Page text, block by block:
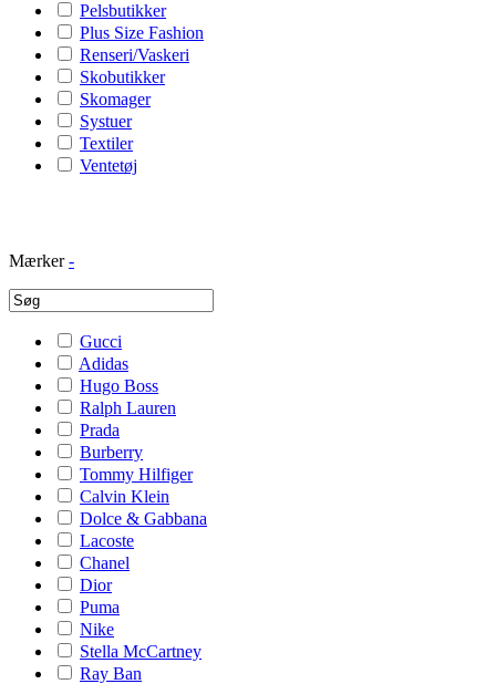
Pelsbutikker
Plus Size Fashion
Renseri/Vaskeri
Skobutikker
Skomager
Systuer
Textiler
Ventetøj
Mærker -
Gucci
Adidas
Hugo Boss
Ralph Lauren
Prada
Burberry
Tommy Hilfiger
Calvin Klein
Dolce & Gabbana
Lacoste
Chanel
Dior
Puma
Nike
Stella McCartney
Ray Ban